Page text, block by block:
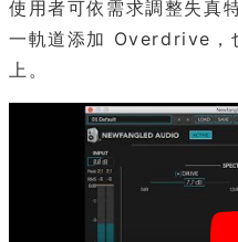
使用者可依需求調整失真
一軌道添加 Overdrive，
上。